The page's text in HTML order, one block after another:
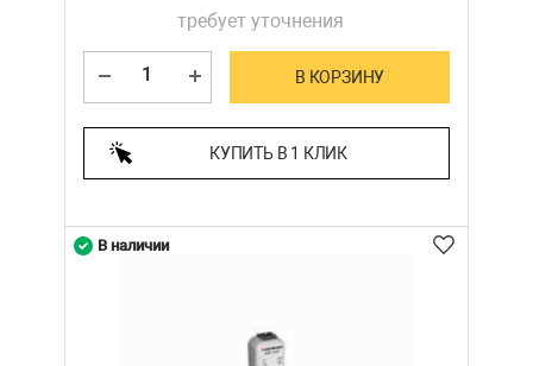
требует уточнения
В КОРЗИНУ
КУПИТЬ В 1 КЛИК
В наличии